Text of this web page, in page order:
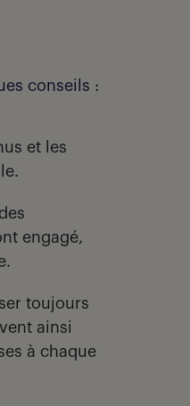
conseils :
et les
engagé,
toujours
ainsi
à chaque